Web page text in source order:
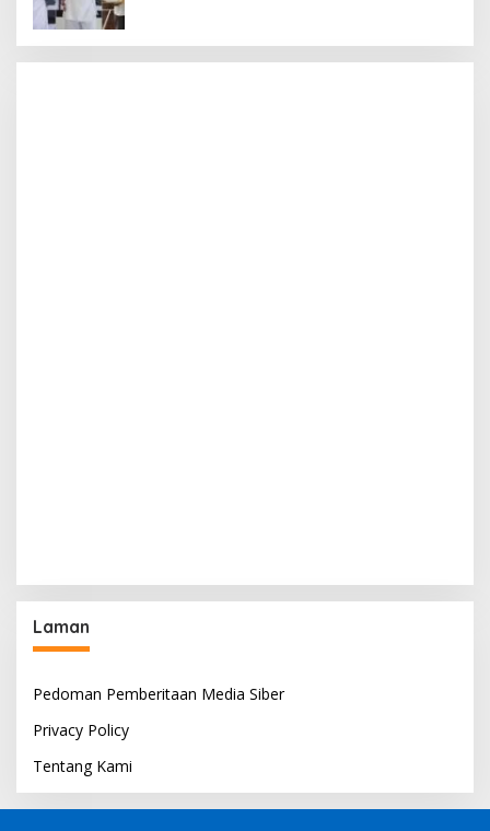
Laman
Pedoman Pemberitaan Media Siber
Privacy Policy
Tentang Kami